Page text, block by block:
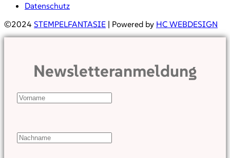
Datenschutz
©2024 STEMPELFANTASIE | Powered by HC WEBDESIGN
Newsletteranmeldung